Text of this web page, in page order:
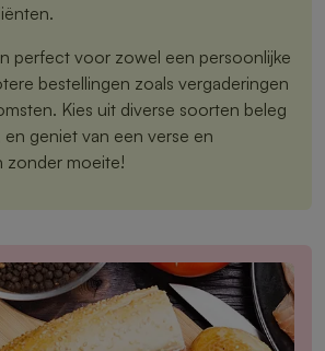
perfect voor zowel een persoonlijke
bestellingen zoals vergaderingen
Kies uit diverse soorten beleg
geniet van een verse en
zonder moeite!